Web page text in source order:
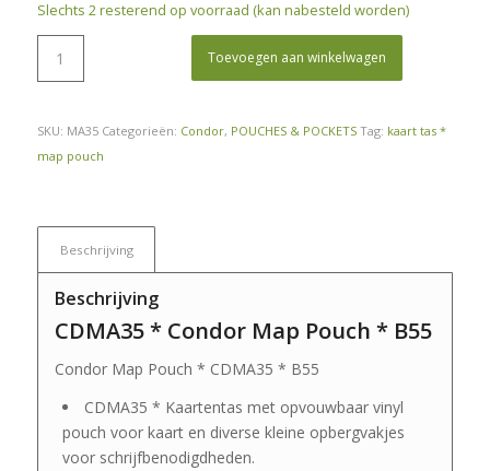
Slechts 2 resterend op voorraad (kan nabesteld worden)
Toevoegen aan winkelwagen
SKU: MA35 Categorieën: Condor, POUCHES & POCKETS Tag: kaart tas *
map pouch
Beschrijving
Beschrijving
CDMA35 * Condor Map Pouch * B55
Condor Map Pouch * CDMA35 * B55
CDMA35 * Kaartentas met opvouwbaar vinyl
pouch voor kaart en diverse kleine opbergvakjes
voor schrijfbenodigdheden.